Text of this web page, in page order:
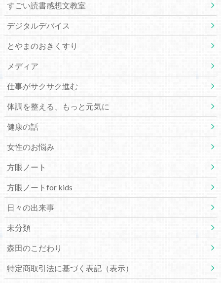
すごい読書感想文教室
デジタルデバイス
とやまのおきくすり
メディア
仕事がサクサク進む
体調を整える、もっと元気に
健康の話
女性のお悩み
方眼ノート
方眼ノートfor kids
日々の出来事
未分類
森田のこだわり
特定商取引法に基づく表記（表示）